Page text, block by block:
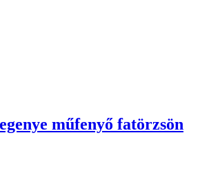
műfenyő fatörzsön